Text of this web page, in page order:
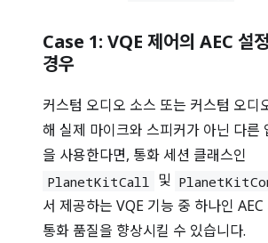
Case 1: VQE 제어의 AEC 설
경우
커스텀 오디오 소스 또는 커스텀 오디
해 실제 마이크와 스피커가 아닌 다른
을 사용한다면, 통화 세션 클래스인
PlanetKitCall 및
서 제공하는 VQE 기능 중 하나인
통화 품질을 향상시킬 수 있습니다.